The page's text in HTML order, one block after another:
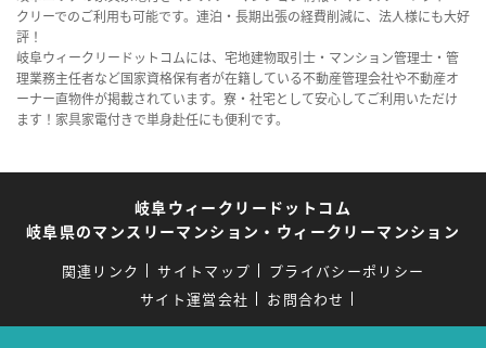
クリーでのご利用も可能です。連泊・長期出張の経費削減に、法人様にも大好
評！
岐阜ウィークリードットコムには、宅地建物取引士・マンション管理士・管
理業務主任者など国家資格保有者が在籍している不動産管理会社や不動産オ
ーナー直物件が掲載されています。寮・社宅として安心してご利用いただけ
ます！家具家電付きで単身赴任にも便利です。
岐阜ウィークリードットコム
岐阜県のマンスリーマンション・ウィークリーマンション
関連リンク サイトマップ
プライバシーポリシー
サイト運営会社
お問合わせ